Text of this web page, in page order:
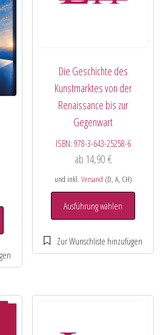
Die Geschichte des
Kunstmarktes von der
Renaissance bis zur
Gegenwart
ISBN: 978-3-643-25258-6
ab 14,90 €
und inkl. Versand (D, A, CH)
Ausführung wählen